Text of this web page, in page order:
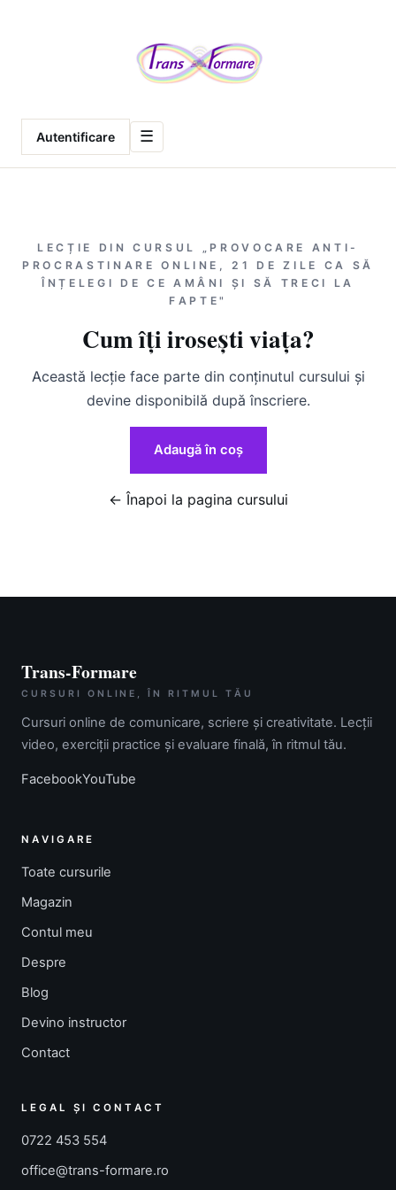
Autentificare ☰
LECȚIE DIN CURSUL „PROVOCARE ANTI-
PROCRASTINARE ONLINE, 21 DE ZILE CA SĂ
ÎNȚELEGI DE CE AMÂNI ȘI SĂ TRECI LA
FAPTE"
Cum îți irosești viața?
Această lecție face parte din conținutul cursului și
devine disponibilă după înscriere.
Adaugă în coș
← Înapoi la pagina cursului
Trans-Formare
CURSURI ONLINE, ÎN RITMUL TĂU
Cursuri online de comunicare, scriere și creativitate. Lecții
video, exerciții practice și evaluare finală, în ritmul tău.
FacebookYouTube
NAVIGARE
Toate cursurile
Magazin
Contul meu
Despre
Blog
Devino instructor
Contact
LEGAL ȘI CONTACT
0722 453 554
office@trans-formare.ro